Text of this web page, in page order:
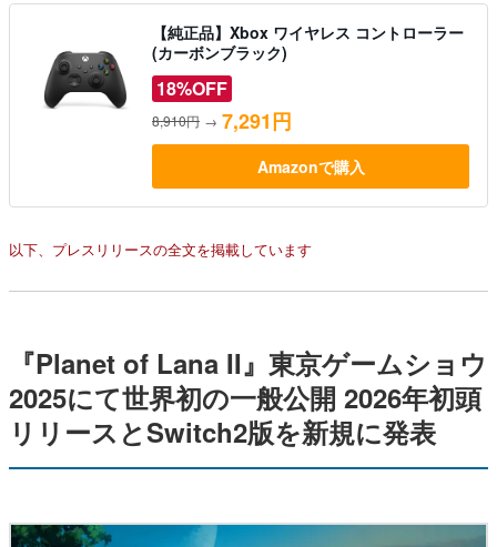
【純正品】Xbox ワイヤレス コントローラー
(カーボンブラック)
18%OFF
8,910円 → 7,291円
Amazonで購入
以下、プレスリリースの全文を掲載しています
『Planet of Lana II』東京ゲームショウ
2025にて世界初の一般公開 2026年初頭
リリースとSwitch2版を新規に発表